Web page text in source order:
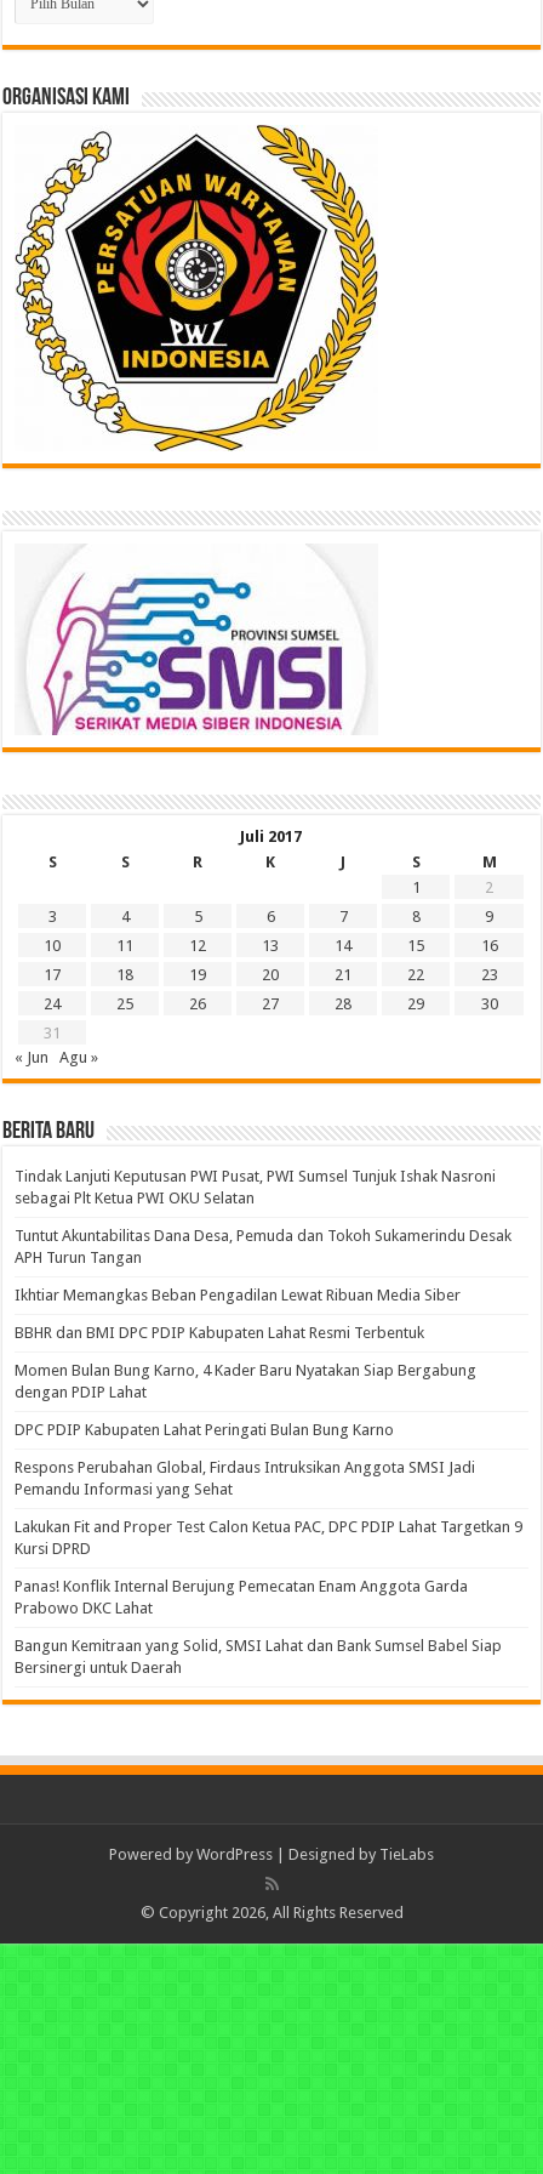
Berita
Lampau
di
ORGANISASI KAMI
Juli 2017
S
S R K J S
M
1
2
3
4 5 6 7 8
9
10
11 12 13 14 15
16
17
18 19 20 21 22
23
24
25 26 27 28 29
30
31
« Jun
Agu »
BERITA BARU
Tindak Lanjuti Keputusan PWI Pusat, PWI Sumsel Tunjuk Ishak Nasroni
sebagai Plt Ketua PWI OKU Selatan
Tuntut Akuntabilitas Dana Desa, Pemuda dan Tokoh Sukamerindu Desak
APH Turun Tangan
Ikhtiar Memangkas Beban Pengadilan Lewat Ribuan Media Siber
BBHR dan BMI DPC PDIP Kabupaten Lahat Resmi Terbentuk
Momen Bulan Bung Karno, 4 Kader Baru Nyatakan Siap Bergabung
dengan PDIP Lahat
DPC PDIP Kabupaten Lahat Peringati Bulan Bung Karno
Respons Perubahan Global, Firdaus Intruksikan Anggota SMSI Jadi
Pemandu Informasi yang Sehat
Lakukan Fit and Proper Test Calon Ketua PAC, DPC PDIP Lahat Targetkan 9
Kursi DPRD
Panas! Konflik Internal Berujung Pemecatan Enam Anggota Garda
Prabowo DKC Lahat
Bangun Kemitraan yang Solid, SMSI Lahat dan Bank Sumsel Babel Siap
Bersinergi untuk Daerah
Powered by WordPress | Designed by TieLabs
© Copyright 2026, All Rights Reserved